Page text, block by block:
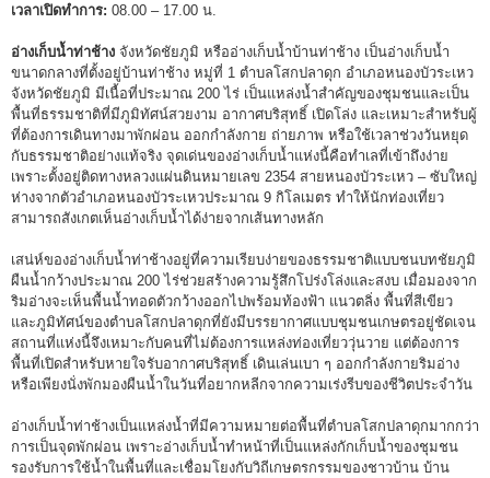
เวลาเปิดทำการ: 08.00 – 17.00 น.
อ่างเก็บน้ำท่าช้าง จังหวัดชัยภูมิ หรืออ่างเก็บน้ำบ้านท่าช้าง เป็นอ่างเก็บน้ำ
ขนาดกลางที่ตั้งอยู่บ้านท่าช้าง หมู่ที่ 1 ตำบลโสกปลาดุก อำเภอหนองบัวระเหว
จังหวัดชัยภูมิ มีเนื้อที่ประมาณ 200 ไร่ เป็นแหล่งน้ำสำคัญของชุมชนและเป็น
พื้นที่ธรรมชาติที่มีภูมิทัศน์สวยงาม อากาศบริสุทธิ์ เปิดโล่ง และเหมาะสำหรับผู้
ที่ต้องการเดินทางมาพักผ่อน ออกกำลังกาย ถ่ายภาพ หรือใช้เวลาช่วงวันหยุด
กับธรรมชาติอย่างแท้จริง จุดเด่นของอ่างเก็บน้ำแห่งนี้คือทำเลที่เข้าถึงง่าย
เพราะตั้งอยู่ติดทางหลวงแผ่นดินหมายเลข 2354 สายหนองบัวระเหว – ซับใหญ่
ห่างจากตัวอำเภอหนองบัวระเหวประมาณ 9 กิโลเมตร ทำให้นักท่องเที่ยว
สามารถสังเกตเห็นอ่างเก็บน้ำได้ง่ายจากเส้นทางหลัก
เสน่ห์ของอ่างเก็บน้ำท่าช้างอยู่ที่ความเรียบง่ายของธรรมชาติแบบชนบทชัยภูมิ
ผืนน้ำกว้างประมาณ 200 ไร่ช่วยสร้างความรู้สึกโปร่งโล่งและสงบ เมื่อมองจาก
ริมอ่างจะเห็นพื้นน้ำทอดตัวกว้างออกไปพร้อมท้องฟ้า แนวตลิ่ง พื้นที่สีเขียว
และภูมิทัศน์ของตำบลโสกปลาดุกที่ยังมีบรรยากาศแบบชุมชนเกษตรอยู่ชัดเจน
สถานที่แห่งนี้จึงเหมาะกับคนที่ไม่ต้องการแหล่งท่องเที่ยววุ่นวาย แต่ต้องการ
พื้นที่เปิดสำหรับหายใจรับอากาศบริสุทธิ์ เดินเล่นเบา ๆ ออกกำลังกายริมอ่าง
หรือเพียงนั่งพักมองผืนน้ำในวันที่อยากหลีกจากความเร่งรีบของชีวิตประจำวัน
อ่างเก็บน้ำท่าช้างเป็นแหล่งน้ำที่มีความหมายต่อพื้นที่ตำบลโสกปลาดุกมากกว่า
การเป็นจุดพักผ่อน เพราะอ่างเก็บน้ำทำหน้าที่เป็นแหล่งกักเก็บน้ำของชุมชน
รองรับการใช้น้ำในพื้นที่และเชื่อมโยงกับวิถีเกษตรกรรมของชาวบ้าน บ้าน